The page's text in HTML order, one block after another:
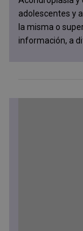
adolescentes y
la misma o
información, a